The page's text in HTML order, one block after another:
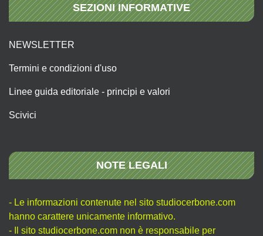
SEZIONI INFORMATIVE
NEWSLETTER
Termini e condizioni d'uso
Linee guida editoriale - principi e valori
Scivici
NOTE LEGALI
- Le informazioni contenute nel sito studiocerbone.com
hanno carattere unicamente informativo.
- Il sito studiocerbone.com non è responsabile per